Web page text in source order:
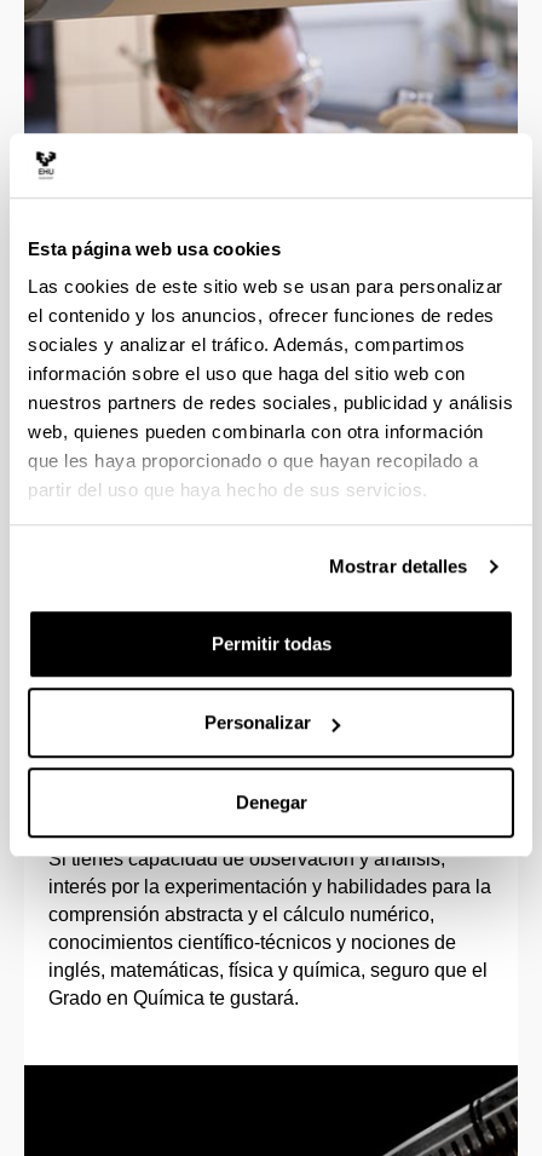
Esta página web usa cookies
Las cookies de este sitio web se usan para personalizar
el contenido y los anuncios, ofrecer funciones de redes
sociales y analizar el tráfico. Además, compartimos
información sobre el uso que haga del sitio web con
nuestros partners de redes sociales, publicidad y análisis
web, quienes pueden combinarla con otra información
que les haya proporcionado o que hayan recopilado a
partir del uso que haya hecho de sus servicios.
Mostrar detalles
Permitir todas
Personalizar
Denegar
4 razones para elegir este grado
Infinidad de posibilidades de trabajo y progreso
personal. Podrás obtener un doble grado con la
Universidad de Strasbourg/Unistra (Francia).
Es la Ciencia Central: conecta las Ciencias
Físicas, con las Ciencias de la Vida y las
Ciencias Aplicadas.
rodea y a tomar decisiones informadas.
Perfil de ingreso
Si tienes capacidad de observación y análisis,
interés por la experimentación y habilidades para la
comprensión abstracta y el cálculo numérico,
conocimientos científico-técnicos y nociones de
inglés, matemáticas, física y química, seguro que el
Grado en Química te gustará.